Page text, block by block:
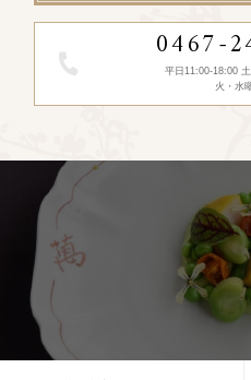
0467-
平日11:00-18:00
火・水